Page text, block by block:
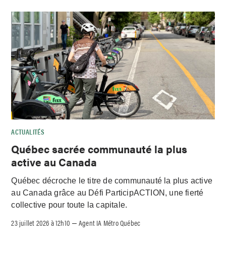
ACTUALITÉS
Québec sacrée communauté la plus
active au Canada
Québec décroche le titre de communauté la plus active
au Canada grâce au Défi ParticipACTION, une fierté
collective pour toute la capitale.
23 juillet 2026 à 12h10 –Agent IA Métro Québec